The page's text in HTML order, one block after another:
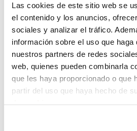
Las cookies de este sitio web se
el contenido y los anuncios,
sociales y analizar el tráfico.
información sobre el uso que haga
nuestros partners de redes
web, quienes pueden combinarla
que les haya proporcionado o que
partir del uso que haya hecho de
¿Has olvidado tu contraseña?